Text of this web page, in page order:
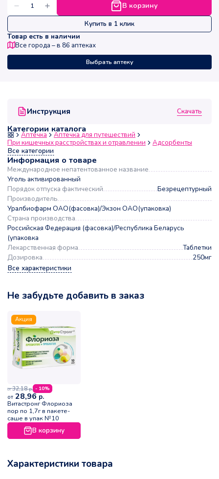
Инструкция Скачать
Категории каталога
Аптечка
Аптечка для путешествий
При кишечных расстройствах и отравлении
Адсорбенты
Все категории
Информация о товаре
Международное непатентованное название
Уголь активированный
Порядок отпуска фактический
Безрецептурный
Производитель
Уралбиофарм ОАО(фасовка)/Экзон ОАО(упаковка)
Страна производства
Российская Федерация (фасовка)/Республика Беларусь
(упаковка
Лекарственная форма
Таблетки
Дозировка
250мг
Все характеристики
Не забудьте добавить в заказ
Акция
от 32,18р. - 10%
от 28,96 р.
Витастронг Флориоза
пор по 1,7г в пакете-
саше в упак №10
В корзину
Характеристики товара
В корзину
Купить в 1 клик
Товар есть в наличии
Все города – в 86 аптеках
Выбрать аптеку